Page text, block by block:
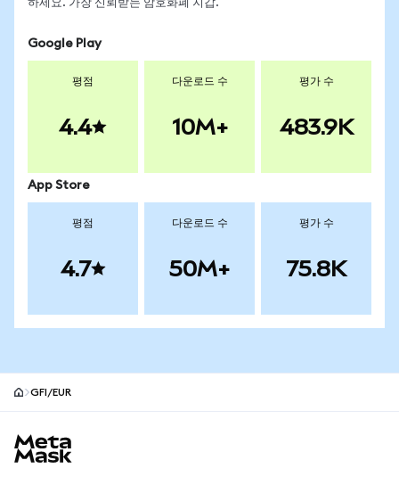
하세요. 가장 신뢰받는 암호화폐 지갑.
Google Play
평점
4.4
다운로드 수
10M+
평가 수
483.9K
App Store
평점
4.7
다운로드 수
50M+
평가 수
75.8K
GFI/EUR